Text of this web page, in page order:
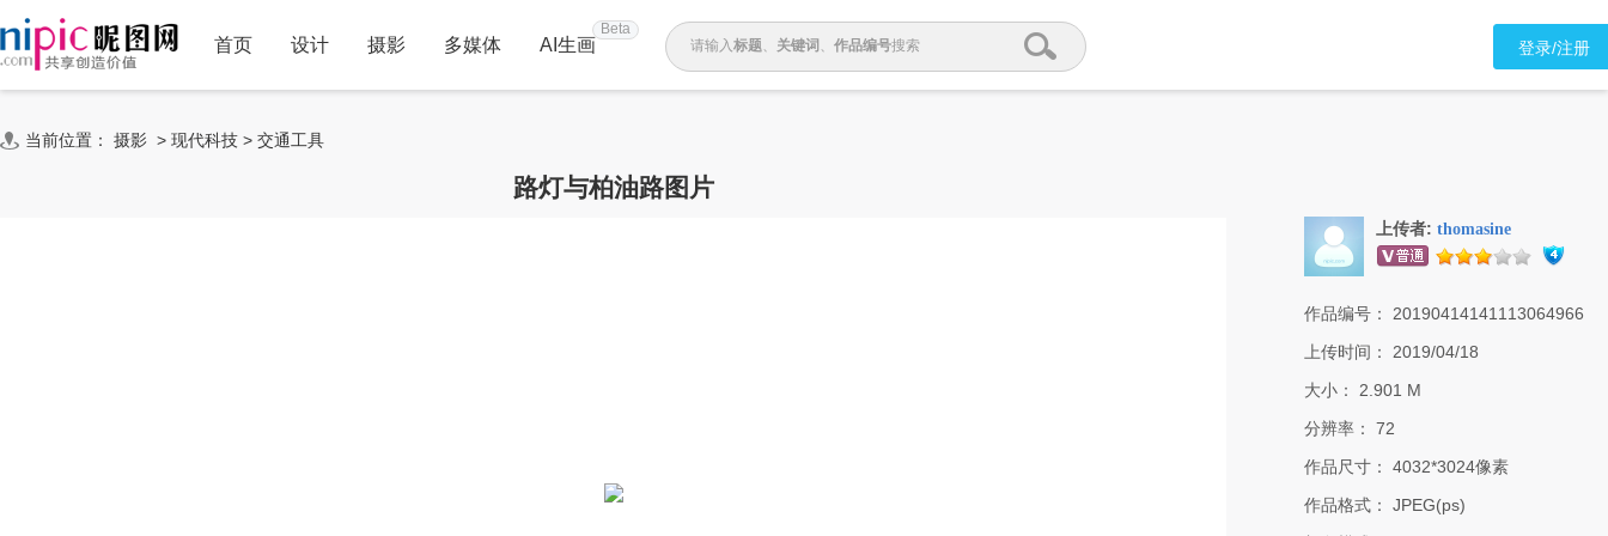
首页 设计 摄影 多媒体 AI生画
Beta
请输入标题、 关键词 、 作品编号搜索 登录/注册
当前位置： 摄影 > 现代科技 > 交通工具
路灯与柏油路图片
上传者: thomasine
作品编号：
20190414141113064966
上传时间：
2019/04/18
大小：
2.901 M
分辨率：
72
作品尺寸：
4032*3024像素
作品格式：
JPEG(ps)